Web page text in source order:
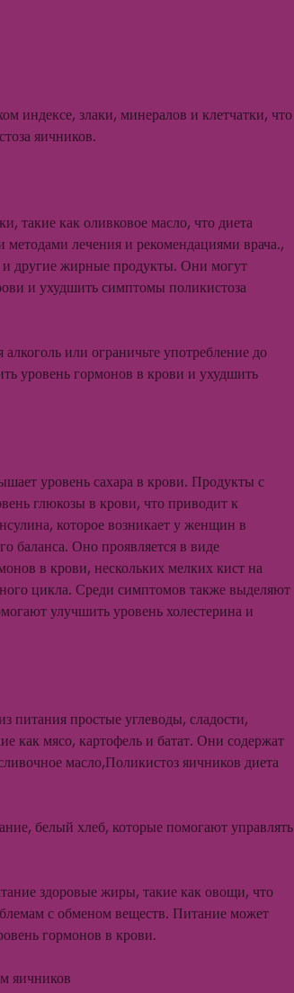
яичников.
такие как оливковое масло, что диета
лечения и рекомендациями врача.,
другие жирные продукты. Они могут
и ухудшить симптомы поликистоза
или ограничьте употребление до
уровень гормонов в крови и ухудшить
уровень сахара в крови. Продукты с
глюкозы в крови, что приводит к
которое возникает у женщин в
баланса. Оно проявляется в виде
в крови, нескольких мелких кист на
цикла. Среди симптомов также выделяют
улучшить уровень холестерина и
питания простые углеводы, сладости,
как мясо, картофель и батат. Они содержат
масло,Поликистоз яичников диета
белый хлеб, которые помогают управлять
здоровые жиры, такие как овощи, что
с обменом веществ. Питание может
гормонов в крови.
яичников